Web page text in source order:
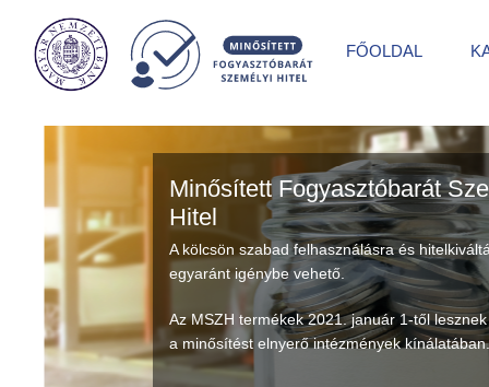
FŐOLDAL
Minősített Fogyasztóbarát
Hitel
A hitelösszeg folyósítása a befogadást követő
számítva maximum 3 munkanapon belül
Az MSZH termékek 2021. január 1-től
a minősítést elnyerő intézmények kínálatában.